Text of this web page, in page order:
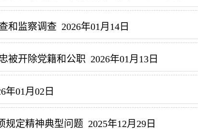
和监察调查 2026年01月14日
被开除党籍和公职 2026年01月13日
年01月02日
规定精神典型问题 2025年12月29日